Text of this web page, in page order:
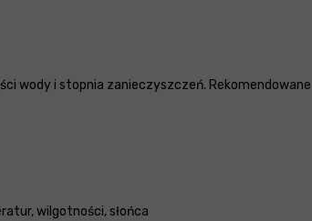
wody i stopnia zanieczyszczeń.
wilgotności, słońca